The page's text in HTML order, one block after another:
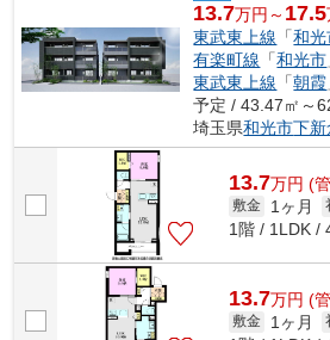
13.7万円～ 17.5
東武東上線 「和光
有楽町線 「和光市
東武東上線 「朝霞
予定 / 43.47㎡～
埼玉県和光市下新
13.7万円 (
敷金 1ヶ月
1階 / 1LDK /
13.7万円 (
敷金 1ヶ月